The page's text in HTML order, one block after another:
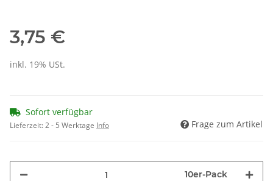
3,75 €
inkl. 19% USt.
Sofort verfügbar
Lieferzeit:2 - 5 Werktage Info Frage zum Artikel
10er-Pack